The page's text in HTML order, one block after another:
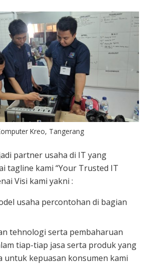
Kreo, Tangerang
partner usaha di IT yang
tagline kami “Your Trusted IT
Visi kami yakni :
usaha percontohan di bagian
tehnologi serta pembaharuan
tiap-tiap jasa serta produk yang
untuk kepuasan konsumen kami